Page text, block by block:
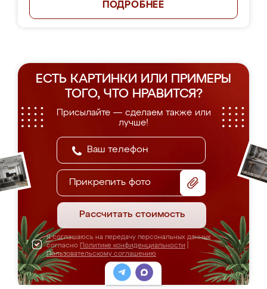
ПОДРОБНЕЕ
ЕСТЬ КАРТИНКИ ИЛИ ПРИМЕРЫ
ТОГО, ЧТО НРАВИТСЯ?
Присылайте — сделаем также или
лучше!
Прикрепить фото
Рассчитать стоимость
Я соглашаюсь на передачу персональных данных
согласно Политике конфиденциальности
Пользовательскому соглашению